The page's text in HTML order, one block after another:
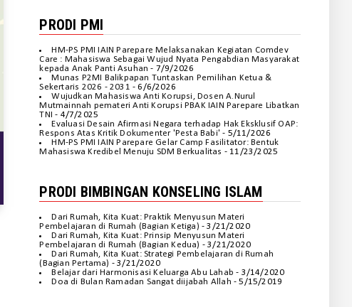
PRODI PMI
HM-PS PMI IAIN Parepare Melaksanakan Kegiatan Comdev
Care : Mahasiswa Sebagai Wujud Nyata Pengabdian Masyarakat
kepada Anak Panti Asuhan - 7/9/2026
Munas P2MI Balikpapan Tuntaskan Pemilihan Ketua &
Sekertaris 2026 - 2031 - 6/6/2026
Wujudkan Mahasiswa Anti Korupsi, Dosen A.Nurul
Mutmainnah pemateri Anti Korupsi PBAK IAIN Parepare Libatkan
TNI - 4/7/2025
Evaluasi Desain Afirmasi Negara terhadap Hak Eksklusif OAP:
Respons Atas Kritik Dokumenter 'Pesta Babi' - 5/11/2026
HM-PS PMI IAIN Parepare Gelar Camp Fasilitator: Bentuk
Mahasiswa Kredibel Menuju SDM Berkualitas - 11/23/2025
PRODI BIMBINGAN KONSELING ISLAM
Dari Rumah, Kita Kuat: Praktik Menyusun Materi
Pembelajaran di Rumah (Bagian Ketiga) - 3/21/2020
Dari Rumah, Kita Kuat: Prinsip Menyusun Materi
Pembelajaran di Rumah (Bagian Kedua) - 3/21/2020
Dari Rumah, Kita Kuat: Strategi Pembelajaran di Rumah
(Bagian Pertama) - 3/21/2020
Belajar dari Harmonisasi Keluarga Abu Lahab - 3/14/2020
Doa di Bulan Ramadan Sangat diijabah Allah - 5/15/2019